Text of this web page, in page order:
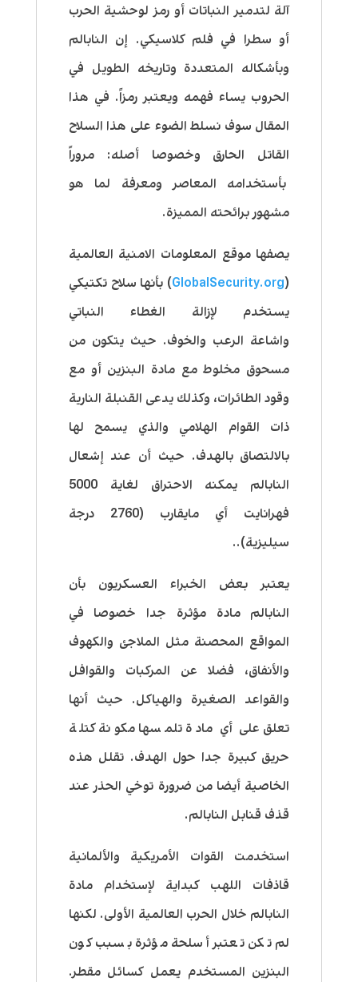
آلة لتدمير النباتات أو رمز لوحشية الحرب
أو سطرا في فلم كلاسيكي. إن النابالم
وبأشكاله المتعددة وتاريخه الطويل في
الحروب يساء فهمه ويعتبر رمزاً. في هذا
المقال سوف نسلط الضوء على هذا السلاح
القاتل الحارق وخصوصا أصله: مروراً
بأستخدامه المعاصر ومعرفة لما هو
مشهور برائحته المميزة.
يصفها موقع المعلومات الامنية العالمية
(
GlobalSecurity.org) بأنها سلاح تكتيكي
يستخدم لإزالة الغطاء النباتي
واشاعة الرعب والخوف. حيث يتكون من
مسحوق مخلوط مع مادة البنزين أو مع
وقود الطائرات، وكذلك يدعى القنبلة النارية
ذات القوام الهلامي والذي يسمح لها
بالالتصاق بالهدف. حيث أن عند إشعال
النابالم يمكنه الاحتراق لغاية 5000
فهرانايت أي مايقارب (2760 درجة
سيليزية)..
يعتبر بعض الخبراء العسكريون بأن
النابالم مادة مؤثرة جدا خصوصا في
المواقع المحصنة مثل الملاجئ والكهوف
والأنفاق، فضلا عن المركبات والقوافل
والقواعد الصغيرة والهياكل. حيث أنها
تعلق على أي مادة تلمسها مكونة كتلة
حريق كبيرة جدا حول الهدف. تقلل هذه
الخاصية أيضا من ضرورة توخي الحذر عند
قذف قنابل النابالم.
استخدمت القوات الأمريكية والألمانية
قاذفات اللهب كبداية لإستخدام مادة
النابالم خلال الحرب العالمية الأولى. لكنها
لم تكن تعتبر أسلحة مؤثرة بسبب كون
البنزين المستخدم يعمل كسائل مقطر.